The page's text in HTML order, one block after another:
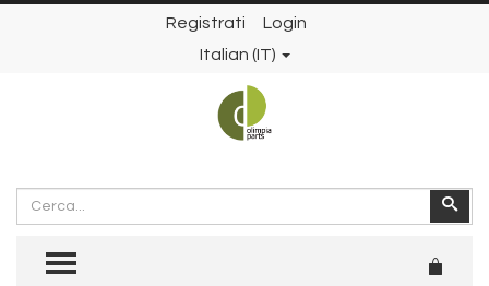
Registrati
Login
Italian (IT)
Cerca
TOGGLE MENU